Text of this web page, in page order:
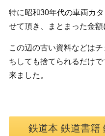
特に昭和30年代の車両カ
せて頂き、まとまった金額
この辺の古い資料などは
ちしても捨てられるだけ
来ました。
鉄道本 鉄道書籍